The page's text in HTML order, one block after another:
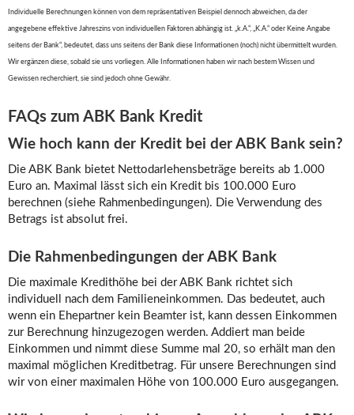
Individuelle Berechnungen können von dem repräsentativen Beispiel dennoch abweichen, da der
angegebene effektive Jahreszins von individuellen Faktoren abhängig ist. „k.A.“, „K.A.“ oder Keine Angabe
seitens der Bank“, bedeutet, dass uns seitens der Bank diese Informationen (noch) nicht übermittelt wurden.
Wir ergänzen diese, sobald sie uns vorliegen. Alle Informationen haben wir nach bestem Wissen und
Gewissen recherchiert, sie sind jedoch ohne Gewähr.
FAQs zum ABK Bank Kredit
Wie hoch kann der Kredit bei der ABK Bank sein?
Die ABK Bank bietet Nettodarlehensbeträge bereits ab 1.000
Euro an. Maximal lässt sich ein Kredit bis 100.000 Euro
berechnen (siehe Rahmenbedingungen). Die Verwendung des
Betrags ist absolut frei.
Die Rahmenbedingungen der ABK Bank
Die maximale Kredithöhe bei der ABK Bank richtet sich
individuell nach dem Familieneinkommen. Das bedeutet, auch
wenn ein Ehepartner kein Beamter ist, kann dessen Einkommen
zur Berechnung hinzugezogen werden. Addiert man beide
Einkommen und nimmt diese Summe mal 20, so erhält man den
maximal möglichen Kreditbetrag. Für unsere Berechnungen sind
wir von einer maximalen Höhe von 100.000 Euro ausgegangen.